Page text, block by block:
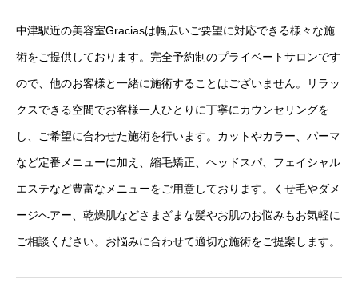
中津駅近の美容室Graciasは幅広いご要望に対応できる様々な施
術をご提供しております。完全予約制のプライベートサロンです
ので、他のお客様と一緒に施術することはございません。リラッ
クスできる空間でお客様一人ひとりに丁寧にカウンセリングを
し、ご希望に合わせた施術を行います。カットやカラー、パーマ
など定番メニューに加え、縮毛矯正、ヘッドスパ、フェイシャル
エステなど豊富なメニューをご用意しております。くせ毛やダメ
ージへアー、乾燥肌などさまざまな髪やお肌のお悩みもお気軽に
ご相談ください。お悩みに合わせて適切な施術をご提案します。